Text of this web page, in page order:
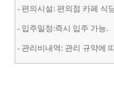
- 편의시설: 편의점 카페 식
- 입주일정:즉시 입주 가능.
- 관리비내역: 관리 규약에